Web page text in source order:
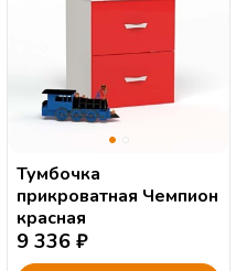
Тумбочка
прикроватная Чемпион
красная
9 336 ₽